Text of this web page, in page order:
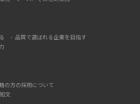
品質で選ばれる企業を目指す
の方の採用について
文